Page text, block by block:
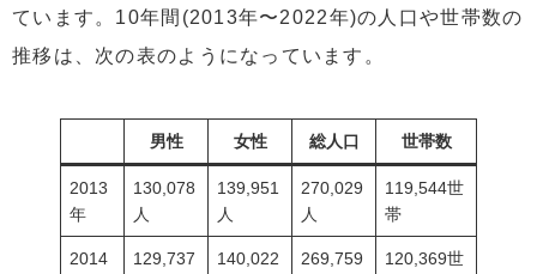
ています。10年間(2013年〜2022年)の人口や世帯数の
推移は、次の表のようになっています。
男性 女性 総人口 世帯数
2013
年
130,078
人
139,951
人
270,029
人
119,544世
帯
2014
129,737
140,022
269,759
120,369世